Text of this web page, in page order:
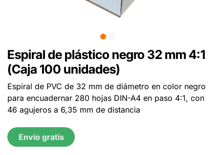
Espiral de plástico negro 32 mm 4:1
(Caja 100 unidades)
Espiral de PVC de 32 mm de diámetro en color negro
para encuadernar 280 hojas DIN-A4 en paso 4:1, con
46 agujeros a 6,35 mm de distancia
Envío gratis